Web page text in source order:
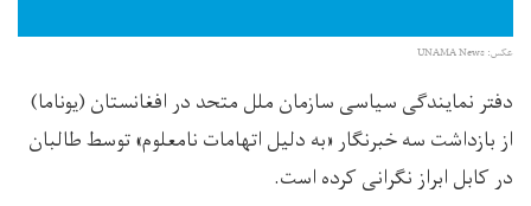
عکس: UNAMA News
دفتر نمایندگی سیاسی سازمان ملل متحد در افغانستان (یوناما)
از بازداشت سه خبرنگار «به دلیل اتهامات نامعلوم» توسط طالبان
در کابل ابراز نگرانی کرده است.